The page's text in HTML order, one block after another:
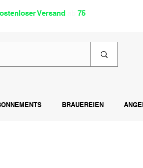
Versand 75
BRAUEREIEN